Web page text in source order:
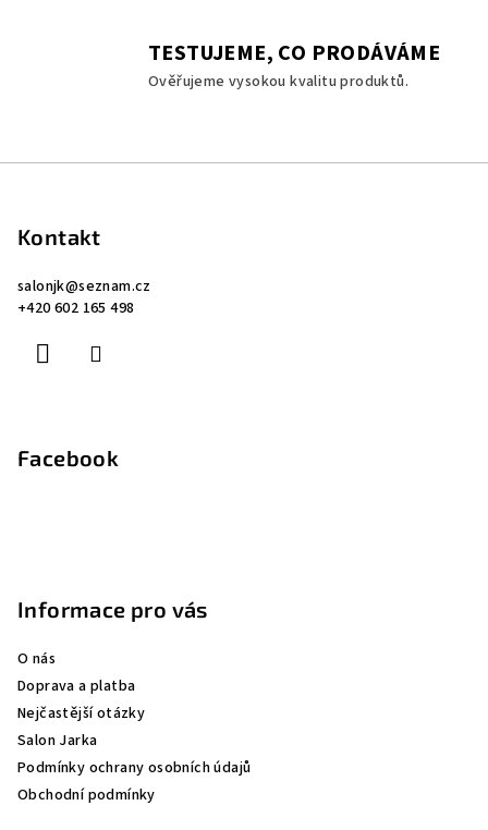
v
ý
s
TESTUJEME, CO PRODÁVÁME
Ověřujeme vysokou kvalitu produktů.
Kontakt
salonjk@seznam.cz
+420 602 165 498
Facebook
Informace pro vás
O nás
Doprava a platba
Nejčastější otázky
Salon Jarka
Podmínky ochrany osobních údajů
Obchodní podmínky